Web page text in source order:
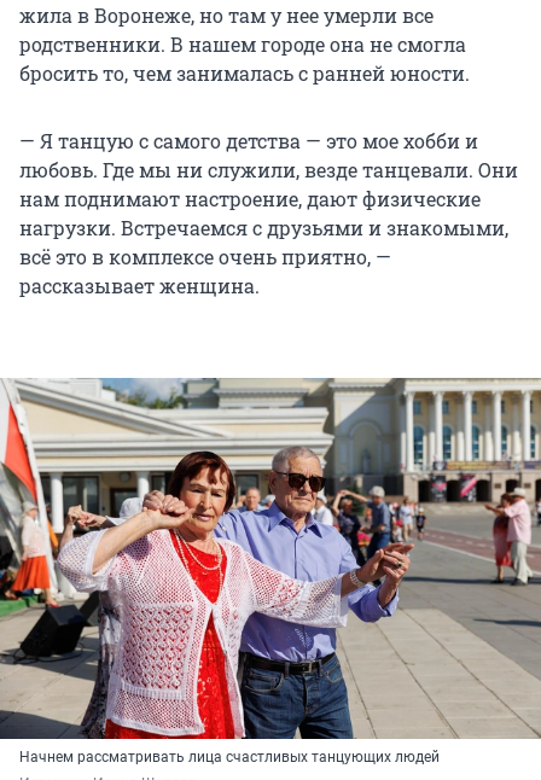
жила в Воронеже, но там у нее умерли все
родственники. В нашем городе она не смогла
бросить то, чем занималась с ранней юности.
— Я танцую с самого детства — это мое хобби и
любовь. Где мы ни служили, везде танцевали. Они
нам поднимают настроение, дают физические
нагрузки. Встречаемся с друзьями и знакомыми,
всё это в комплексе очень приятно, —
рассказывает женщина.
Начнем рассматривать лица счастливых танцующих людей